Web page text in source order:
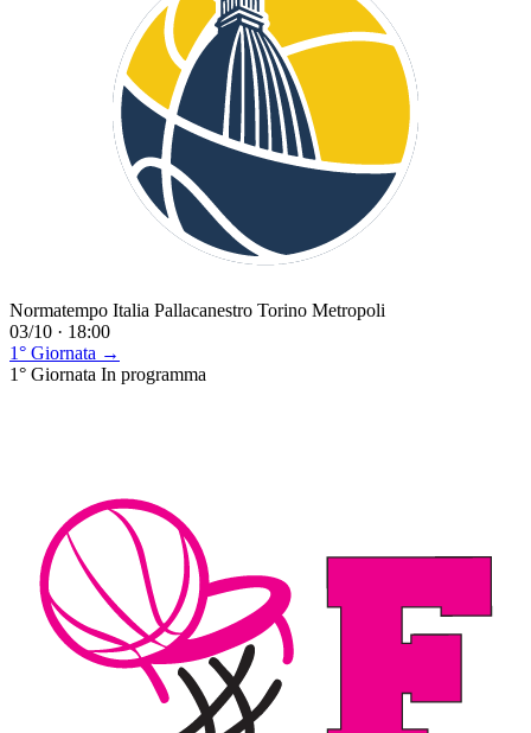
Normatempo Italia Pallacanestro Torino Metropoli
03/10 · 18:00
1° Giornata →
1° Giornata In programma